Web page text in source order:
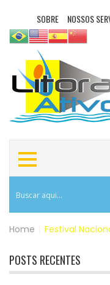
SOBRE NOSSOS
Home Festival
POSTS RECENTES